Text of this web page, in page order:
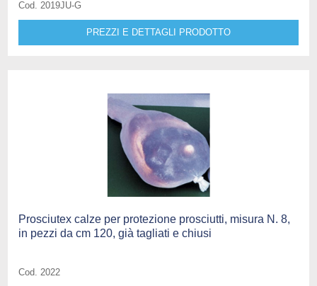
Cod. 2019JU-G
PREZZI E DETTAGLI PRODOTTO
Prosciutex calze per protezione prosciutti, misura N. 8,
in pezzi da cm 120, già tagliati e chiusi
Cod. 2022